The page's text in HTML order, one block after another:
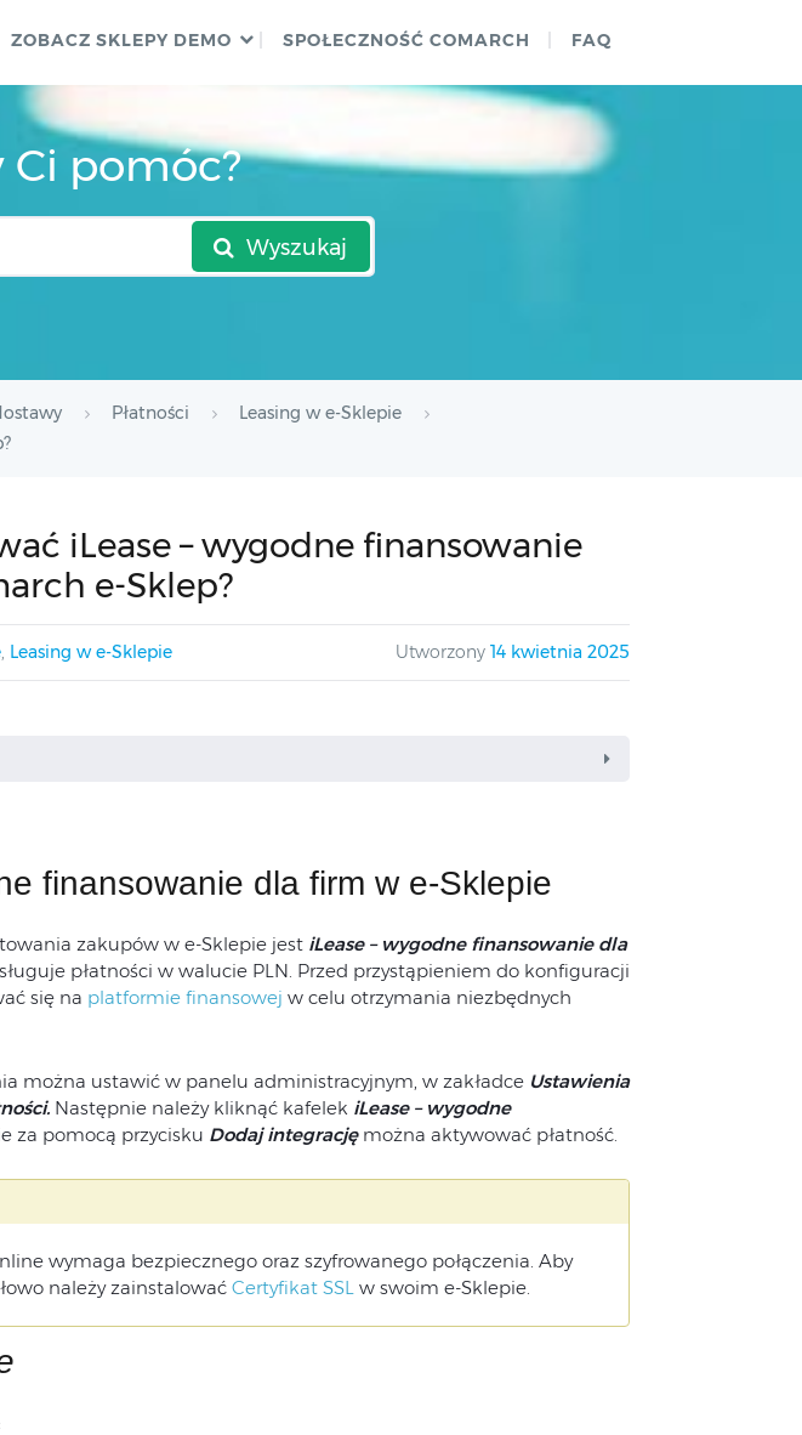
ZOBACZ SKLEPY DEMO SPOŁECZNOŚĆ COMARCH FAQ
pomóc?
Wyszukaj
Płatności
Leasing w e-Sklepie
iLease – wygodne finansowanie
e-Sklep?
, Leasing w e-Sklepie Utworzony 14 kwietnia 2025
finansowanie dla firm w e-Sklepie
zakupów w e-Sklepie jest iLease – wygodne finansowanie dla
płatności w walucie PLN. Przed przystąpieniem do konfiguracji
się na platformie finansowej w celu otrzymania niezbędnych
można ustawić w panelu administracyjnym, w zakładce Ustawienia
Następnie należy kliknąć kafelek iLease – wygodne
za pomocą przycisku Dodaj integracjęmożna aktywować płatność.
wymaga bezpiecznego oraz szyfrowanego połączenia. Aby
należy zainstalować Certyfikat SSL w swoim e-Sklepie.